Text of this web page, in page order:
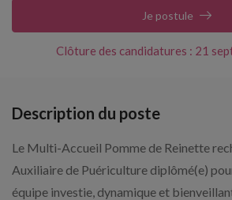
Clôture des candidatures : 21
Je postule
Description du poste
Le Multi-Accueil Pomme de Reinette
Auxiliaire de Puériculture diplômé(e)
équipe investie, dynamique et